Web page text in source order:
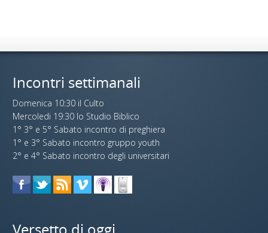
Incontri settimanali
Domenica 10:30 il Culto
Mercoledi 19:30 lo Studio Biblico
1° 3° e 5° Sabato incontro di preghiera
1° e 3° Sabato incontro gruppo youth
2° e 4° Sabato incontro degli universitari
Versetto di oggi